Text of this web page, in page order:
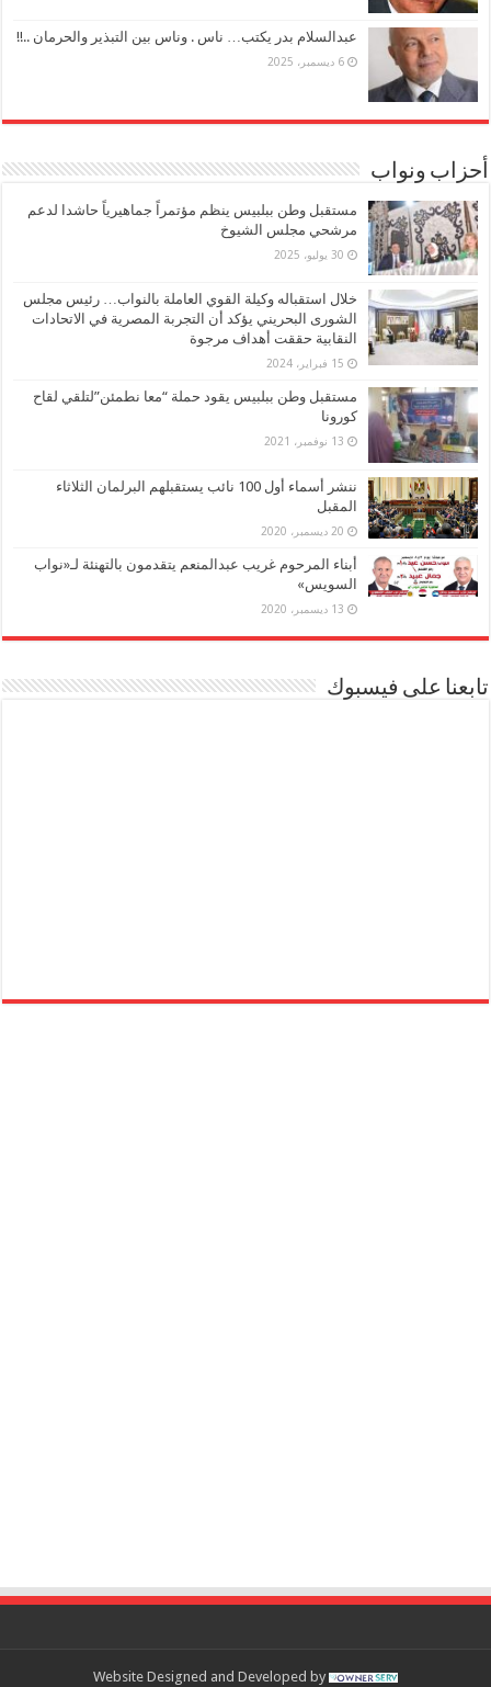
عبدالسلام بدر يكتب… ناس . وناس بين التبذير والحرمان ..!!
6 ديسمبر، 2025
أحزاب ونواب
مستقبل وطن ببلبيس ينظم مؤتمراً جماهيرياً حاشدا لدعم
مرشحي مجلس الشيوخ
30 يوليو، 2025
خلال استقباله وكيلة القوي العاملة بالنواب… رئيس مجلس
الشورى البحريني يؤكد أن التجربة المصرية في الاتحادات
النقابية حققت أهداف مرجوة
15 فبراير، 2024
مستقبل وطن ببلبيس يقود حملة “معا نطمئن”لتلقي لقاح
كورونا
13 نوفمبر، 2021
ننشر أسماء أول 100 نائب يستقبلهم البرلمان الثلاثاء
المقبل
20 ديسمبر، 2020
أبناء المرحوم غريب عبدالمنعم يتقدمون بالتهنئة لـ«نواب
السويس»
13 ديسمبر، 2020
تابعنا على فيسبوك
Website Designed and Developed by